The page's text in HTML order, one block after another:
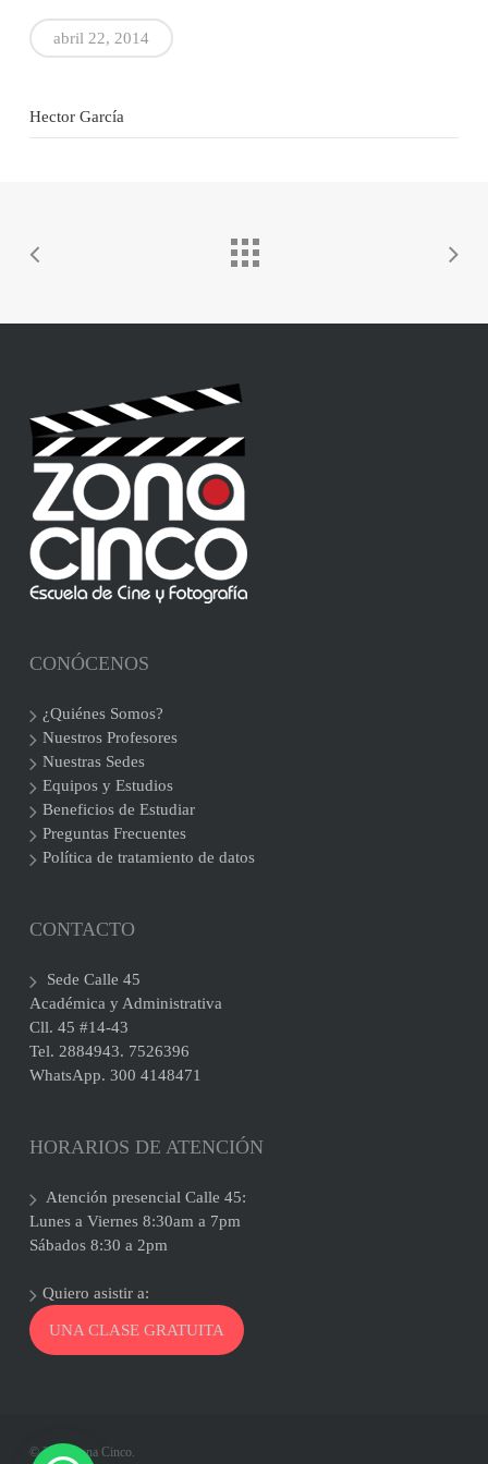
abril 22, 2014
Hector García
CONÓCENOS
¿Quiénes Somos?
Nuestros Profesores
Nuestras Sedes
Equipos y Estudios
Beneficios de Estudiar
Preguntas Frecuentes
Política de tratamiento de datos
CONTACTO
Sede Calle 45
Académica y Administrativa
Cll. 45 #14-43
Tel. 2884943. 7526396
WhatsApp. 300 4148471
HORARIOS DE ATENCIÓN
Atención presencial Calle 45:
Lunes a Viernes 8:30am a 7pm
Sábados 8:30 a 2pm
Quiero asistir a:
UNA CLASE GRATUITA
© 2026 Zona Cinco.